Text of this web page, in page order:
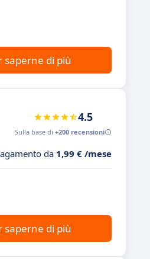
saperne di più
4.5
Sulla base di +200 recensioni
da 1,99 € /mese
saperne di più